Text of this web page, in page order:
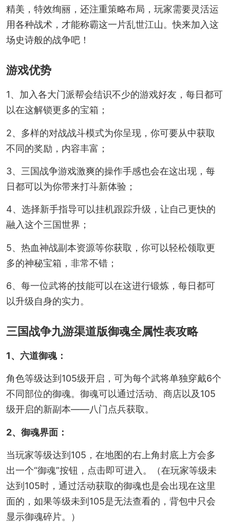
精美，特效绚丽，还注重策略布局，玩家需要灵活运
用各种战术，才能称霸这一片乱世江山。快来加入这
场史诗般的战争吧！
游戏优势
1、加入各大门派帮会结识不少的游戏好友，每日都可
以在这解锁更多的宝箱；
2、多样的对战战斗模式为你呈现，你可要从中获取
不同的奖励，内容丰富；
3、三国战争游戏激爽的操作手感也会在这出现，每
日都可以为你带来打斗新体验；
4、选择新手指导可以挂机跟踪升级，让自己更快的
融入这个三国世界；
5、热血神战副本资源等你获取，你可以轻松领取更
多的神秘宝箱，非常不错；
6、每一位武将的技能可以在这进行锻炼，每日都可
以升级自身的实力。
三国战争九游渠道版御魂全属性表攻略
1、六道御魂：
角色等级达到105级开启，可为每个武将单独穿戴6个
不同部位的御魂。御魂可以通过活动、商店以及105
级开启的新副本——八门点兵获取。
2、御魂界面：
当玩家等级达到105，在地图的右上角封底上方会多
出一个“御魂”按钮，点击即可进入。（在玩家等级未
达到105时，通过活动获取的御魂也是会出现在这里
面的，如果等级未到105是无法查看的，背包中只会
显示御魂碎片。）